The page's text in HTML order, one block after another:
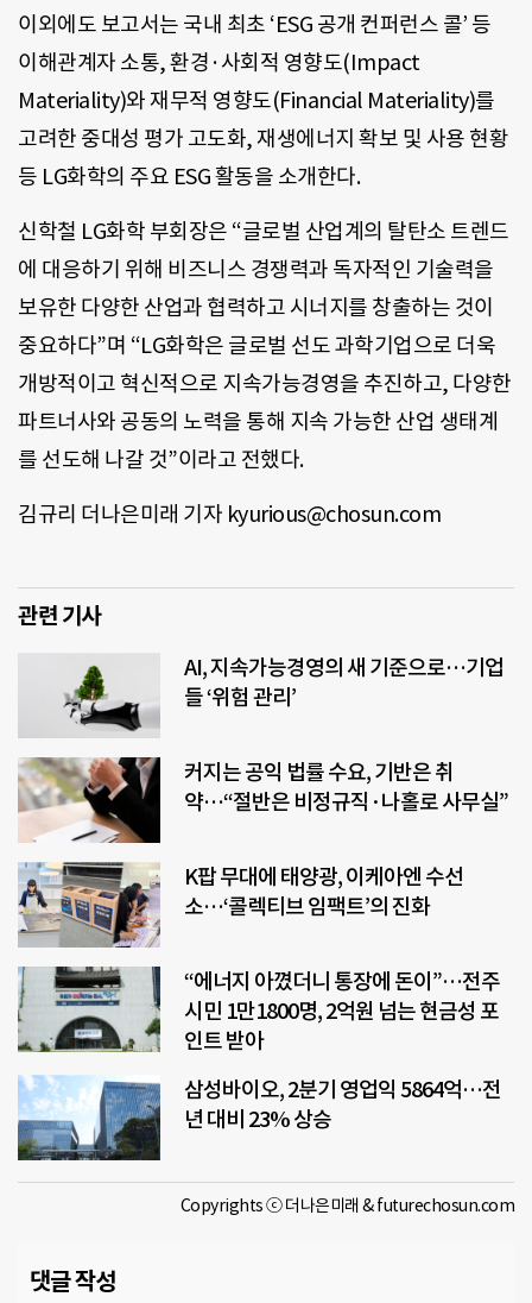
이외에도 보고서는 국내 최초 ‘ESG 공개 컨퍼런스 콜’ 등
이해관계자 소통, 환경·사회적 영향도(Impact
Materiality)와 재무적 영향도(Financial Materiality)를
고려한 중대성 평가 고도화, 재생에너지 확보 및 사용 현황
등 LG화학의 주요 ESG 활동을 소개한다.
신학철 LG화학 부회장은 “글로벌 산업계의 탈탄소 트렌드
에 대응하기 위해 비즈니스 경쟁력과 독자적인 기술력을
보유한 다양한 산업과 협력하고 시너지를 창출하는 것이
중요하다”며 “LG화학은 글로벌 선도 과학기업으로 더욱
개방적이고 혁신적으로 지속가능경영을 추진하고, 다양한
파트너사와 공동의 노력을 통해 지속 가능한 산업 생태계
를 선도해 나갈 것”이라고 전했다.
김규리 더나은미래 기자 kyurious@chosun.com
관련 기사
AI, 지속가능경영의 새 기준으로…기업
들 ‘위험 관리’
커지는 공익 법률 수요, 기반은 취
약…“절반은 비정규직·나홀로 사무실”
K팝 무대에 태양광, 이케아엔 수선
소…‘콜렉티브 임팩트’의 진화
“에너지 아꼈더니 통장에 돈이”…전주
시민 1만1800명, 2억원 넘는 현금성 포
인트 받아
삼성바이오, 2분기 영업익 5864억…전
년 대비 23% 상승
Copyrights ⓒ 더나은미래 & futurechosun.com
댓글 작성